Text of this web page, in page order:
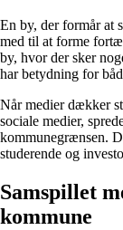
En by, der formår at
med til at forme
by, hvor der sker
har betydning for
Når medier dækker
sociale medier,
kommunegrænsen.
studerende og
Samspillet
kommune